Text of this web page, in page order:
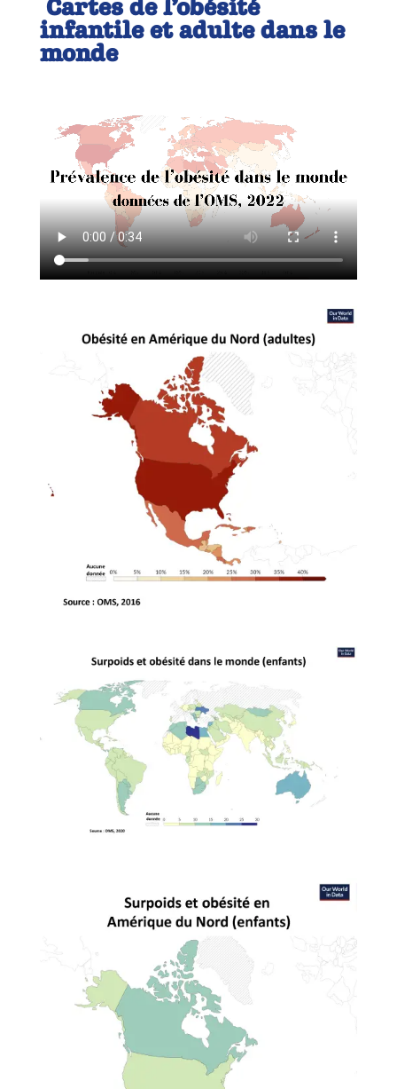
Cartes de l’obésité
infantile et adulte dans le
monde